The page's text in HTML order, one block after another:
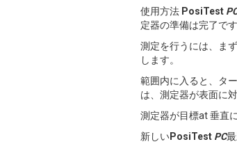
使用方法 PosiTest
定器の準備は完了です
測定を行うには、ま
します。
範囲内に入ると、タ
は、測定器が表面に
測定器が目標at 垂直
新しいPosiTest PC